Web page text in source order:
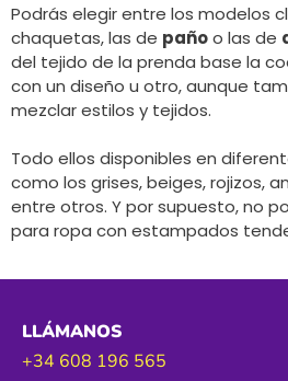
Podrás elegir entre los modelos
chaquetas, las de pañoo las de
del tejido de la prenda base la
con un diseño u otro, aunque
mezclar estilos y tejidos.
Todo ellos disponibles en
como los grises, beiges, rojizos,
entre otros. Y por supuesto, no
para ropa con estampados
LLÁMANOS
+34 608 196 565